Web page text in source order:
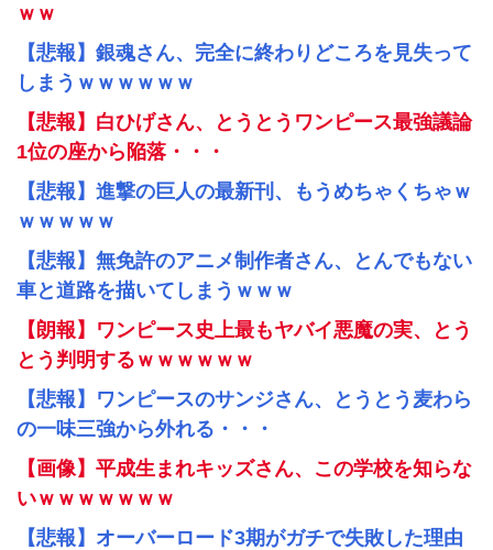
ｗｗ
【悲報】銀魂さん、完全に終わりどころを見失って
しまうｗｗｗｗｗｗ
【悲報】白ひげさん、とうとうワンピース最強議論
1位の座から陥落・・・
【悲報】進撃の巨人の最新刊、もうめちゃくちゃｗ
ｗｗｗｗｗ
【悲報】無免許のアニメ制作者さん、とんでもない
車と道路を描いてしまうｗｗｗ
【朗報】ワンピース史上最もヤバイ悪魔の実、とう
とう判明するｗｗｗｗｗｗ
【悲報】ワンピースのサンジさん、とうとう麦わら
の一味三強から外れる・・・
【画像】平成生まれキッズさん、この学校を知らな
いｗｗｗｗｗｗｗ
【悲報】オーバーロード3期がガチで失敗した理由